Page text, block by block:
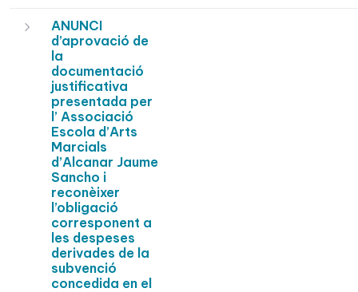
ANUNCI
d’aprovació de
la
documentació
justificativa
presentada per
l’ Associació
Escola d’Arts
Marcials
d’Alcanar Jaume
Sancho i
reconèixer
l’obligació
corresponent a
les despeses
derivades de la
subvenció
concedida en el